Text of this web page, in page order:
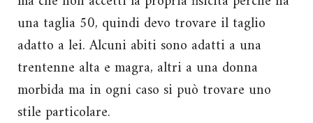
una taglia 50, quindi devo trovare il taglio
adatto a lei. Alcuni abiti sono adatti a una
trentenne alta e magra, altri a una donna
morbida ma in ogni caso si può trovare uno
stile particolare.